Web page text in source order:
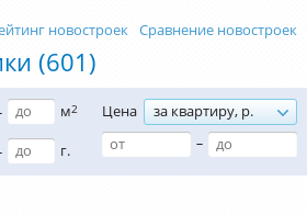
(601)
новостроек Сравнение новостроек
м2
г.
Цена
за квартиру, р.
–